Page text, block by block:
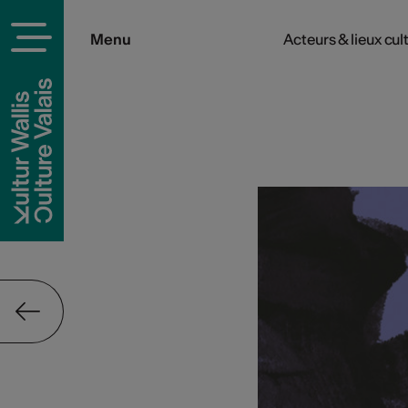
Menu Acteurs & lieux